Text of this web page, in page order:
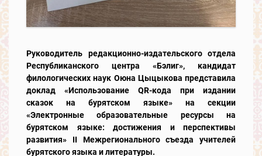
Руководитель редакционно-издательского отдела
Республиканского центра «Бэлиг», кандидат
филологических наук Оюна Цыцыкова представила
доклад «Использование QR-кода при издании
сказок на бурятском языке» на секции
«Электронные образовательные ресурсы на
бурятском языке: достижения и перспективы
развития» II Межрегионального съезда учителей
бурятского языка и литературы.